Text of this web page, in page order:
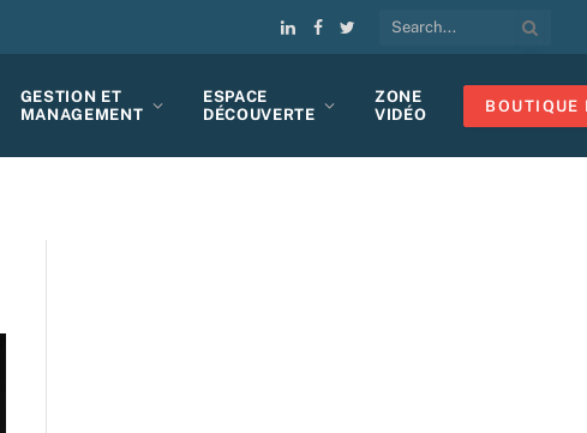
LinkedIn
Facebook
Twitter
GESTION ET
MANAGEMENT
ESPACE
DÉCOUVERTE
ZONE
VIDÉO
BOUTIQUE